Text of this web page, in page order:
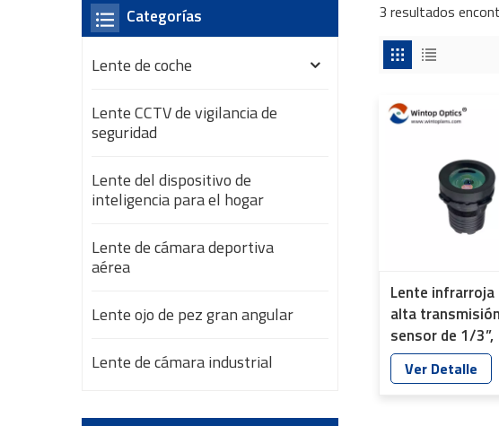
3 resultados
Lente infrarroja
alta
sensor de 1/3”,
distancia focal
mm, montura
Ver Detalle
Categorías
Lente de coche
Lente CCTV de vigilancia de
seguridad
Lente del dispositivo de
inteligencia para el hogar
Lente de cámara deportiva
aérea
Lente ojo de pez gran angular
Lente de cámara industrial